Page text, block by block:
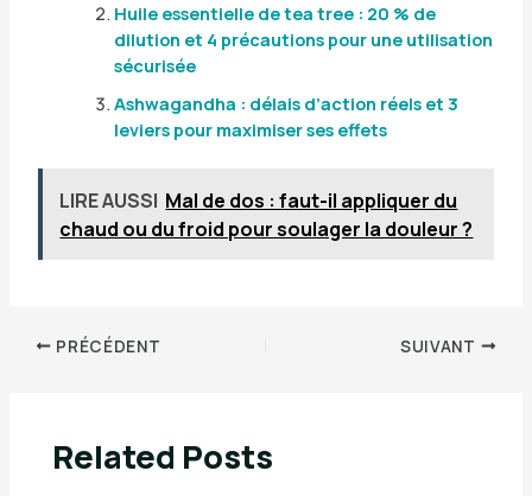
Huile essentielle de tea tree : 20 % de
dilution et 4 précautions pour une utilisation
sécurisée
Ashwagandha : délais d’action réels et 3
leviers pour maximiser ses effets
LIRE AUSSI Mal de dos : faut-il appliquer du
chaud ou du froid pour soulager la douleur ?
PRÉCÉDENT SUIVANT
Related Posts